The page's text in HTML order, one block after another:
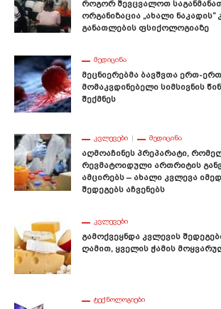
Როგორ Შევცვალოთ
Ორგანიზაცია „ახალი
Განათლების Ფსიქოლოგიაზე
ᲛᲔᲓᲘᲪᲘᲜᲐ
Მეცნიერებმა Ბავშვთა Ერთ-
Მომაკვდინებელი Სიმსივნის
Შექმნეს
ᲙᲕᲚᲔᲕᲔᲑᲘ ᲛᲔᲓᲘᲪᲘᲜᲐ
Აღმოაჩინეს Პრეპარატი,
Რევმატოიდული Ართრიტის
Ამცირებს – Ახალი Კვლევა
Შედეგებს Აჩვენებს
ᲙᲕᲚᲔᲕᲔᲑᲘ
Გამოქვეყნდა Კვლევის
Ღამით, Ყველის Ჭამის
ᲢᲔᲥᲜᲝᲚᲝᲒᲘᲔᲑᲘ